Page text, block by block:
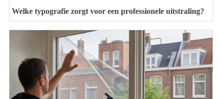
Welke typografie zorgt voor een professionele uitstraling?